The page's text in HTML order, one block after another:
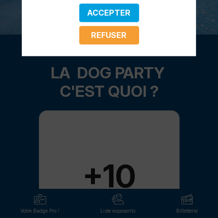
LA DOG PARTY
C'EST QUOI ?
+10
Votre Badge Pro ! Liste exposants Billetterie
ACCEPTER
REFUSER